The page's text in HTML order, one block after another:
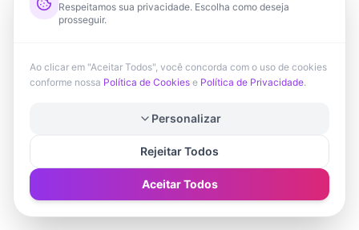
Respeitamos sua privacidade. Escolha como deseja
prosseguir.
Ao clicar em "Aceitar Todos", você concorda com o uso de cookies
conforme nossa Política de Cookies e Política de Privacidade.
Personalizar
Rejeitar Todos
Aceitar Todos